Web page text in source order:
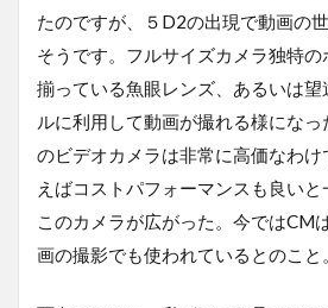
たのですが、５D2の出現で動画の
そうです。フルサイズカメラ独特
揃っている魚眼レンズ、あるいは望
ルに利用して動画が撮れる様にな
のビデオカメラは非常に高価なわ
えばコストパフォーマンスも良い
このカメラが広がった。今ではCM
画の撮影でも使われているとのこと。